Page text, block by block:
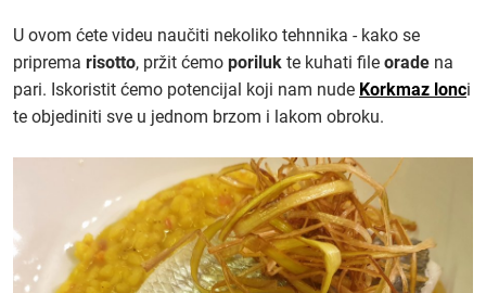
U ovom ćete videu naučiti nekoliko tehnnika - kako se
priprema risotto, pržit ćemo poriluk te kuhati file orade na
pari. Iskoristit ćemo potencijal koji nam nude Korkmaz lonci
te objediniti sve u jednom brzom i lakom obroku.